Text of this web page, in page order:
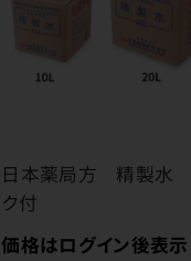
日本薬局方 精製水
ク付
価格はログイン後表示